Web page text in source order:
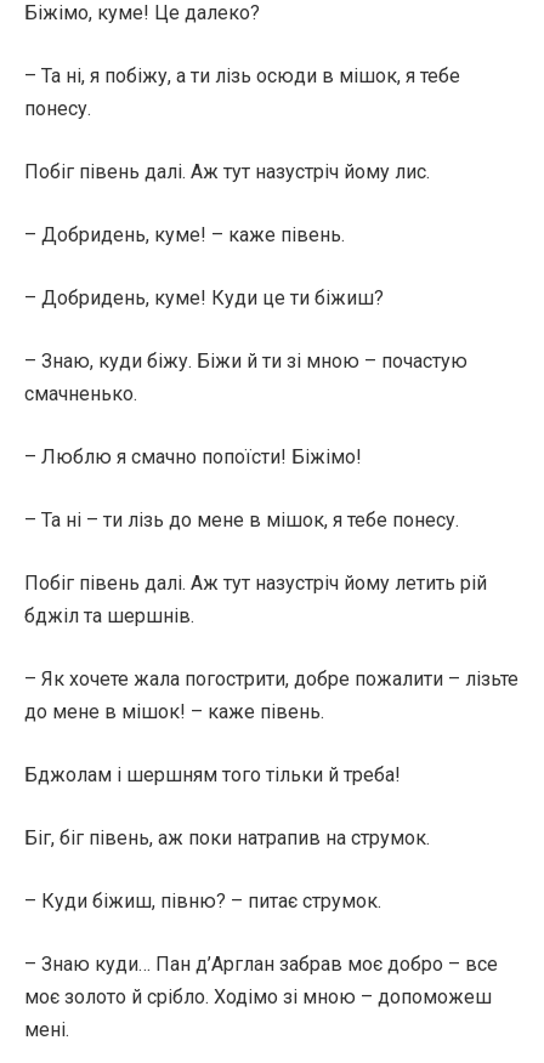
Біжімо, куме! Це далеко?
– Та ні, я побіжу, а ти лізь осюди в мішок, я тебе
понесу.
Побіг півень далі. Аж тут назустріч йому лис.
– Добридень, куме! – каже півень.
– Добридень, куме! Куди це ти біжиш?
– Знаю, куди біжу. Біжи й ти зі мною – почастую
смачненько.
– Люблю я смачно попоїсти! Біжімо!
– Та ні – ти лізь до мене в мішок, я тебе понесу.
Побіг півень далі. Аж тут назустріч йому летить рій
бджіл та шершнів.
– Як хочете жала погострити, добре пожалити – лізьте
до мене в мішок! – каже півень.
Бджолам і шершням того тільки й треба!
Біг, біг півень, аж поки натрапив на струмок.
– Куди біжиш, півню? – питає струмок.
– Знаю куди… Пан д’Арглан забрав моє добро – все
моє золото й срібло. Ходімо зі мною – допоможеш
мені.